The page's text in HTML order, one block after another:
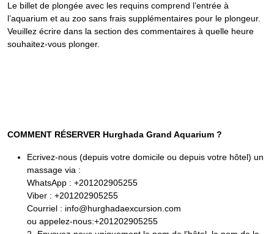
Le billet de plongée avec les requins comprend l’entrée à
l’aquarium et au zoo sans frais supplémentaires pour le plongeur.
Veuillez écrire dans la section des commentaires à quelle heure
souhaitez-vous plonger.
COMMENT RÉSERVER Hurghada Grand Aquarium ?
Ecrivez-nous (depuis votre domicile ou depuis votre hôtel) un
massage via :
WhatsApp : +201202905255
Viber : +201202905255
Courriel : info@hurghadaexcursion.com
ou appelez-nous:+201202905255